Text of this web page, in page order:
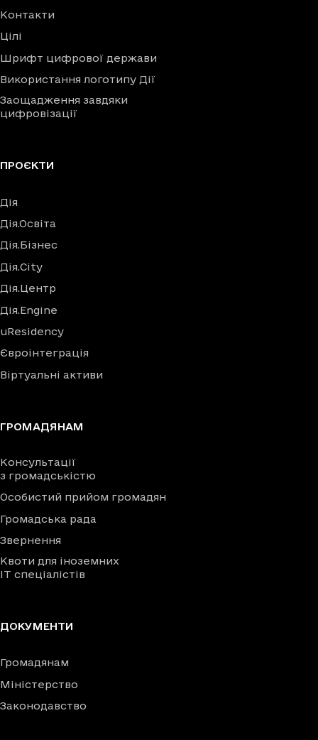
Контакти
Цілі
Шрифт цифрової держави
Використання логотипу Дії
Заощадження завдяки
цифровізації
ПРОЄКТИ
Дія
Дія.Освіта
Дія.Бізнес
Дія.City
Дія.Центр
Дія.Engine
uResidency
Євроінтеграція
Віртуальні активи
ГРОМАДЯНАМ
Консультації
з громадськістю
Особистий прийом громадян
Громадська рада
Звернення
Квоти для іноземних
IT спеціалістів
ДОКУМЕНТИ
Громадянам
Міністерство
Законодавство